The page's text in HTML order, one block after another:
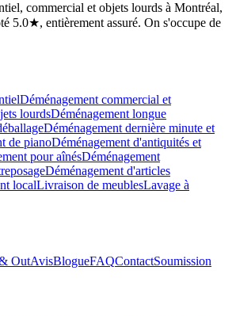
commercial et objets lourds à Montréal,
5.0★, entièrement assuré. On s'occupe de
Déménagement commercial et
lourdsDéménagement longue
Déménagement dernière minute et
de pianoDéménagement d'antiquités et
pour aînésDéménagement
Déménagement d'articles
localLivraison de meublesLavage à
OutAvisBlogueFAQContactSoumission